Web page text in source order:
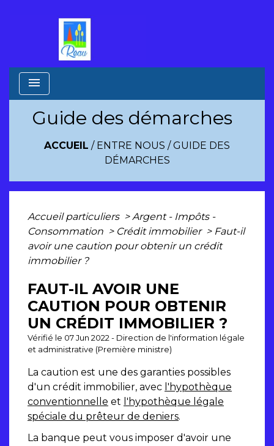
menu
Guide des démarches
ACCUEIL / ENTRE NOUS /GUIDE DES
DÉMARCHES
Accueil particuliers > Argent - Impôts -
Consommation > Crédit immobilier > Faut-il
avoir une caution pour obtenir un crédit
immobilier ?
FAUT-IL AVOIR UNE
CAUTION POUR OBTENIR
UN CRÉDIT IMMOBILIER ?
Vérifié le 07 Jun 2022 - Direction de l'information légale
et administrative (Première ministre)
La caution est une des garanties possibles
d'un crédit immobilier, avec l'hypothèque
conventionnelle et l'hypothèque légale
spéciale du prêteur de deniers.
La banque peut vous imposer d'avoir une